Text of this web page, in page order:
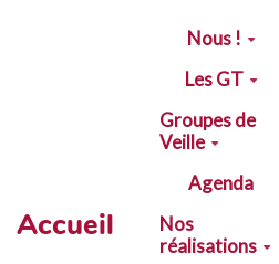
Aller au contenu principal
Accueil
Nous !
Les GT
Groupes de
Veille
Agenda
Nos
réalisations